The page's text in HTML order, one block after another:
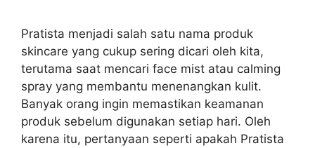
Pratista menjadi salah satu nama produk
skincare yang cukup sering dicari oleh kita,
terutama saat mencari face mist atau calming
spray yang membantu menenangkan kulit.
Banyak orang ingin memastikan keamanan
produk sebelum digunakan setiap hari. Oleh
karena itu, pertanyaan seperti apakah Pratista